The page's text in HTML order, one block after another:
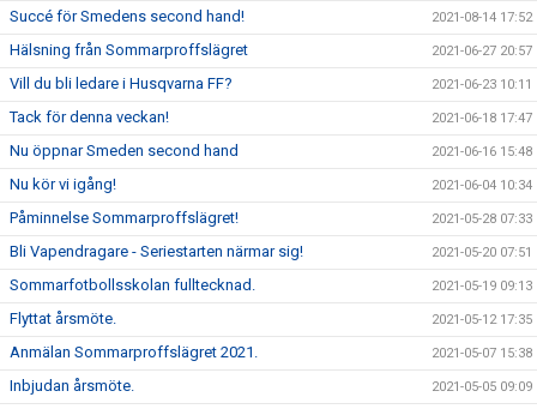
Succé för Smedens second hand! 2021-08-14 17:52
Hälsning från Sommarproffslägret 2021-06-27 20:57
Vill du bli ledare i Husqvarna FF? 2021-06-23 10:11
Tack för denna veckan! 2021-06-18 17:47
Nu öppnar Smeden second hand 2021-06-16 15:48
Nu kör vi igång! 2021-06-04 10:34
Påminnelse Sommarproffslägret! 2021-05-28 07:33
Bli Vapendragare - Seriestarten närmar sig! 2021-05-20 07:51
Sommarfotbollsskolan fulltecknad. 2021-05-19 09:13
Flyttat årsmöte. 2021-05-12 17:35
Anmälan Sommarproffslägret 2021. 2021-05-07 15:38
Inbjudan årsmöte. 2021-05-05 09:09